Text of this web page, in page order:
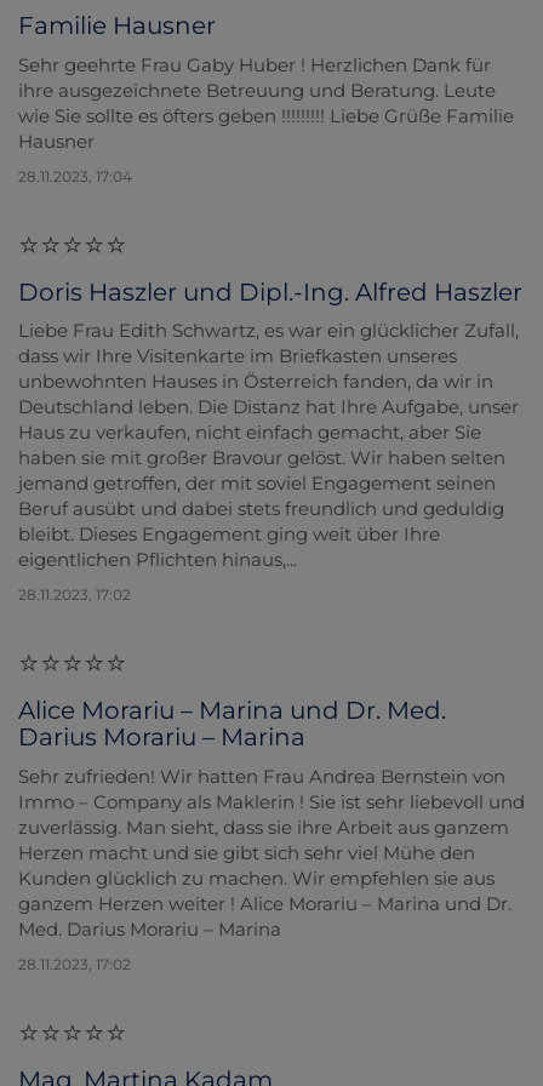
Familie Hausner
Sehr geehrte Frau Gaby Huber ! Herzlichen Dank für
ihre ausgezeichnete Betreuung und Beratung. Leute
wie Sie sollte es öfters geben !!!!!!!!! Liebe Grüße Familie
Hausner
28.11.2023, 17:04
Doris Haszler und Dipl.-Ing. Alfred Haszler
Liebe Frau Edith Schwartz, es war ein glücklicher Zufall,
dass wir Ihre Visitenkarte im Briefkasten unseres
unbewohnten Hauses in Österreich fanden, da wir in
Deutschland leben. Die Distanz hat Ihre Aufgabe, unser
Haus zu verkaufen, nicht einfach gemacht, aber Sie
haben sie mit großer Bravour gelöst. Wir haben selten
jemand getroffen, der mit soviel Engagement seinen
Beruf ausübt und dabei stets freundlich und geduldig
bleibt. Dieses Engagement ging weit über Ihre
eigentlichen Pflichten hinaus,...
28.11.2023, 17:02
Alice Morariu – Marina und Dr. Med.
Darius Morariu – Marina
Sehr zufrieden! Wir hatten Frau Andrea Bernstein von
Immo – Company als Maklerin ! Sie ist sehr liebevoll und
zuverlässig. Man sieht, dass sie ihre Arbeit aus ganzem
Herzen macht und sie gibt sich sehr viel Mühe den
Kunden glücklich zu machen. Wir empfehlen sie aus
ganzem Herzen weiter ! Alice Morariu – Marina und Dr.
Med. Darius Morariu – Marina
28.11.2023, 17:02
Mag. Martina Kadam